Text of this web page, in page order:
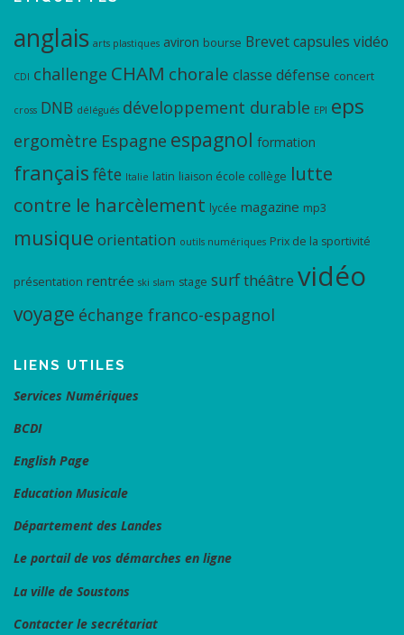
anglais arts plastiques aviron bourse Brevetcapsules vidéo
CDI challenge CHAM chorale classe défense concert
cross DNB délégués développement durable EPI eps
ergomètre Espagne espagnol formation
français fête Italie latin liaison école collège lutte
contre le harcèlement lycée magazine mp3
musique orientation outils numériques Prix de la sportivité
présentation rentrée ski slam stage surfthéâtre vidéo
voyage échange franco-espagnol
LIENS UTILES
Services Numériques
BCDI
English Page
Education Musicale
Département des Landes
Le portail de vos démarches en ligne
La ville de Soustons
Contacter le secrétariat